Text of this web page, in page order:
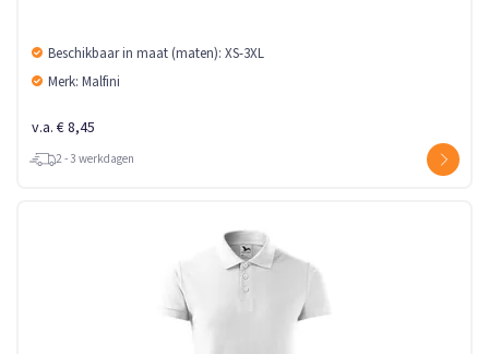
Beschikbaar in maat (maten): XS-3XL
Merk: Malfini
v.a. € 8,45
2 - 3 werkdagen